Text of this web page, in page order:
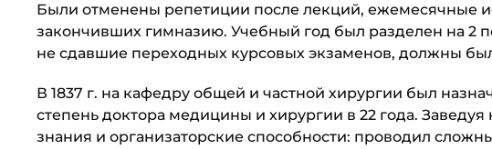
Были отменены репетиции после лек­ций, ежемесячные
закончивших гимназию. Учебный год был разделен на 2
не сдавшие переходных курсовых экзаменов, должны
В 1837 г. на кафедру общей и частной хирургии был
степень доктора медицины и хирургии в 22 года.
знания и органи­заторские способности: проводил